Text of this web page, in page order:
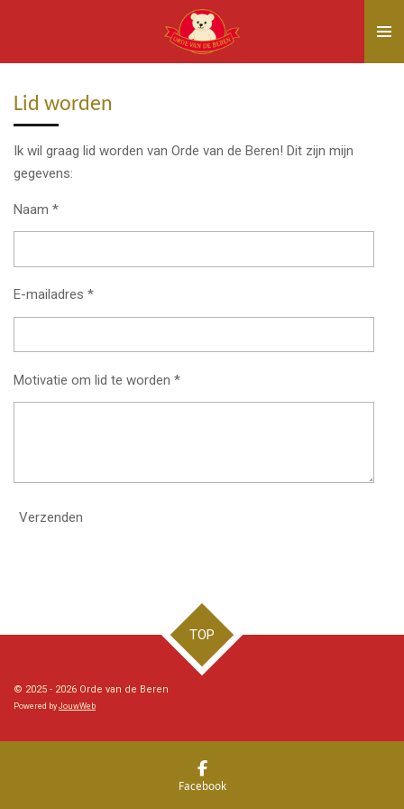
naar
hoofdinhoud
Lid worden
Ik wil graag lid worden van Orde van de Beren! Dit zijn mijn
gegevens:
Naam *
E-mailadres *
Motivatie om lid te worden *
Verzenden
TOP
© 2025 - 2026 Orde van de Beren
Powered by JouwWeb
Facebook